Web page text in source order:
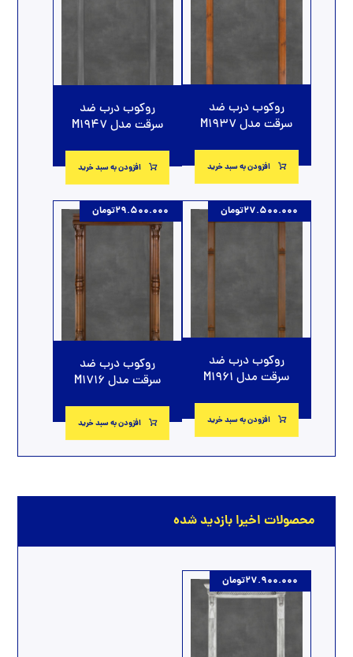
روکوب درب ضد
سرقت مدل M1937
افزودن به سبد خرید
روکوب درب ضد
سرقت مدل M1947
افزودن به سبد خرید
روکوب درب ضد
سرقت مدل M1961
27.500.000تومان
افزودن به سبد خرید
روکوب درب ضد
سرقت مدل M1716
29.500.000تومان
افزودن به سبد خرید
محصولات اخیرا بازدید شده
27.900.000تومان